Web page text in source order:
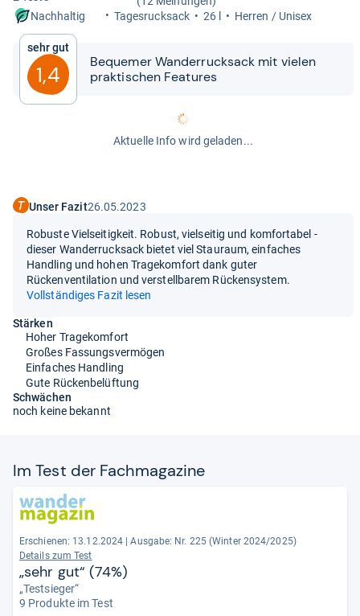
Nachhaltig
Tages­ruck­sack 26 l Her­ren / Uni­sex
Sehr gut
1,4
Beque­mer Wan­der­ruck­sack mit vie­len
prak­ti­schen Fea­tu­res
Aktuelle Info wird geladen...
Unser Fazit26.05.2023
Robuste Vielseitigkeit. Robust, vielseitig und komfortabel -
dieser Wanderrucksack bietet viel Stauraum, einfaches
Handling und hohen Tragekomfort dank guter
Rückenventilation und verstellbarem Rückensystem.
Vollständiges Fazit lesen
Stärken
Hoher Tragekomfort
Großes Fassungsvermögen
Einfaches Handling
Gute Rückenbelüftung
Schwächen
noch keine bekannt
Im Test der Fach­ma­ga­zine
Erschienen: 13.12.2024
Ausgabe: Nr. 225 (Winter 2024/2025)
Details zum Test
„sehr gut“ (74%)
„Testsieger“
9 Produkte im Test